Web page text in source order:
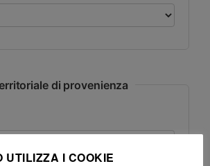
di provenienza
UTILIZZA I COOKIE